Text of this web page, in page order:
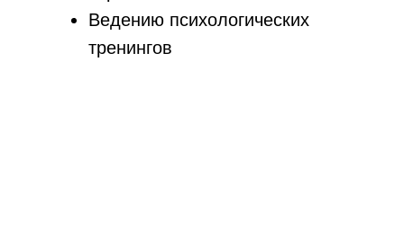
Ведению психологических
тренингов